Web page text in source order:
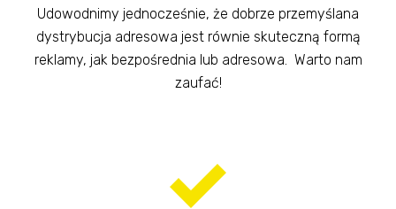
Udowodnimy jednocześnie, że dobrze przemyślana
dystrybucja adresowa jest równie skuteczną formą
reklamy, jak bezpośrednia lub adresowa. Warto nam
zaufać!